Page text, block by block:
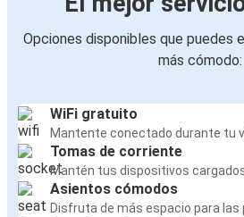
Opciones disponibles que puedes
más cómodo:
WiFi gratuito
Mantente conectado durante tu
Tomas de corriente
Mantén tus dispositivos
Asientos cómodos
Disfruta de más espacio para las